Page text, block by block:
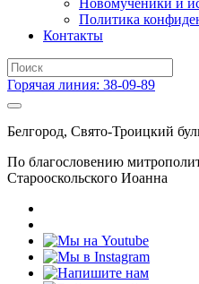
Новомученики и
Политика
Контакты
Горячая линия: 38-09-89
Белгород, Свято-Троицкий
По благословению
Старооскольского Иоанна